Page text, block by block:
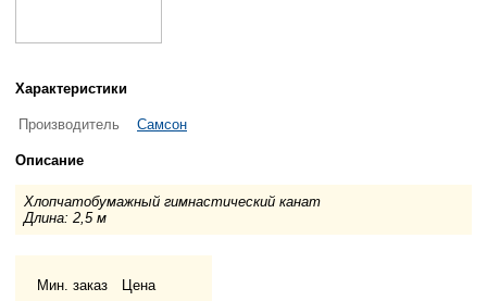
Характеристики
Производитель Самсон
Описание
Хлопчатобумажный гимнастический канат
Длина: 2,5 м
Мин. заказ
Цена